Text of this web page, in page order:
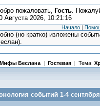
пожаловать, Гость.
Августа 2026, 10:21:16
Начало |
(но кратко) изложены
Беслана| Гостевая | Тема:
событий 1-4